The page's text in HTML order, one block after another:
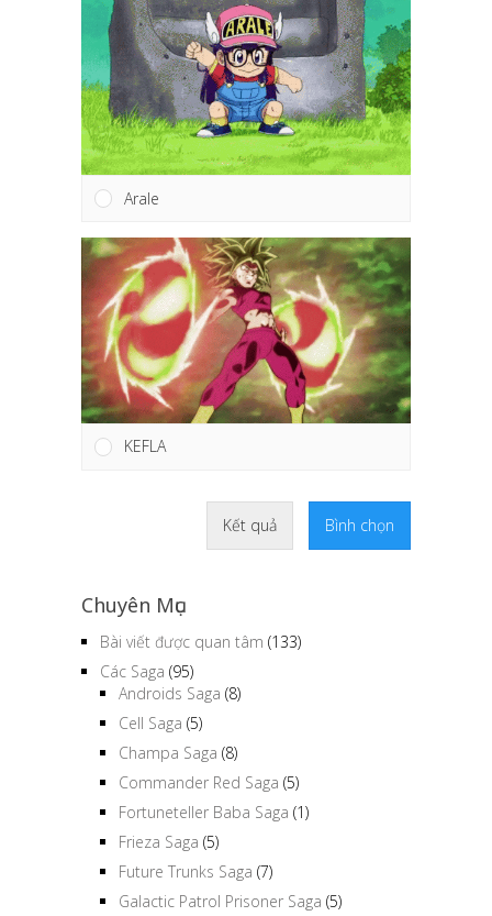
Arale
KEFLA
Kết quả Bình chọn
Chuyên Mục
Bài viết được quan tâm (133)
Các Saga (95)
Androids Saga (8)
Cell Saga (5)
Champa Saga (8)
Commander Red Saga (5)
Fortuneteller Baba Saga (1)
Frieza Saga (5)
Future Trunks Saga (7)
Galactic Patrol Prisoner Saga (5)